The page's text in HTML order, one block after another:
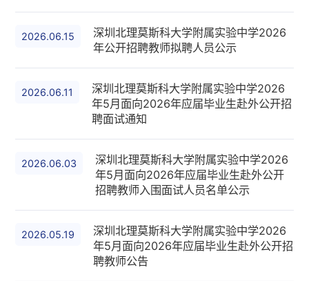
2026.06.15
深圳北理莫斯科大学附属实验中学2026
年公开招聘教师拟聘人员公示
2026.06.11
深圳北理莫斯科大学附属实验中学2026
年5月面向2026年应届毕业生赴外公开招
聘面试通知
2026.06.03
深圳北理莫斯科大学附属实验中学2026
年5月面向2026年应届毕业生赴外公开
招聘教师入围面试人员名单公示
2026.05.19
深圳北理莫斯科大学附属实验中学2026
年5月面向2026年应届毕业生赴外公开招
聘教师公告